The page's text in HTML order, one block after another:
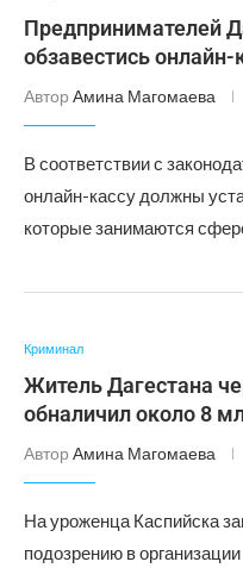
Предпринимателей
обзавестись
Автор Амина Магомаева
В соответствии с
онлайн-кассу должны
которые занимаются
Криминал
Житель Дагестана
обналичил около 8
Автор Амина Магомаева
На уроженца Каспийска
подозрению в